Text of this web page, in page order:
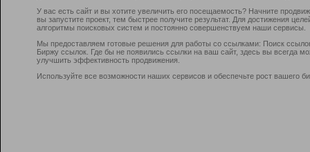
У вас есть сайт и вы хотите увеличить его посещаемость? Начните
вы запустите проект, тем быстрее получите результат. Для достижения
алгоритмы поисковых систем и постоянно совершенствуем наши сервисы.
Мы предоставляем готовые решения для работы со ссылками: Поиск
Биржу ссылок. Где бы не появились ссылки на ваш сайт, здесь вы всегда
улучшить эффективность продвижения.
Используйте все возможности наших сервисов и обеспечьте рост вашего